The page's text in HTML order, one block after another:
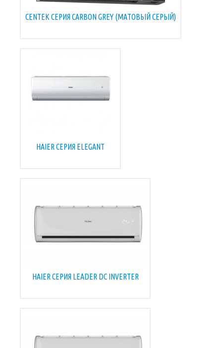
CENTEK СЕРИЯ CARBON GREY (МАТОВЫЙ СЕРЫЙ)
HAIER СЕРИЯ ELEGANT
HAIER CЕРИЯ LEADER DC INVERTER